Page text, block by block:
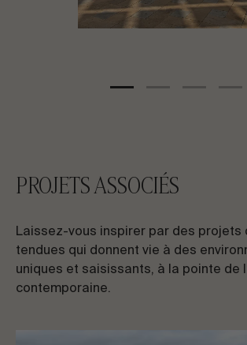
PROJETS ASSOCIÉS
Laissez-vous inspirer par des projets
tendues qui donnent vie à des
uniques et saisissants, à la pointe de
contemporaine.